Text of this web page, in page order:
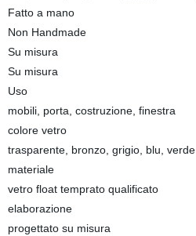
Fatto a mano
Non Handmade
Su misura
Su misura
Uso
mobili, porta, costruzione, finestra
colore vetro
trasparente, bronzo, grigio, blu, verde
materiale
vetro float temprato qualificato
elaborazione
progettato su misura